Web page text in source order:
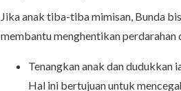
Jika anak tiba-tiba mimisan, Bunda
membantu menghentikan perdarahan
Tenangkan anak dan dudukkan
Hal ini bertujuan untuk